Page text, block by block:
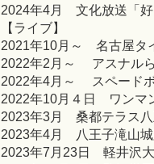
2024年4月 文化放送「好
【ライブ】
2021年10月～ 名古屋タ
2022年2月～ アスナル
2022年4月～ スペード
2022年10月４日 ワンマ
2023年3月 桑都テラス八
2023年4月 八王子滝山
2023年7月23日 軽井沢大